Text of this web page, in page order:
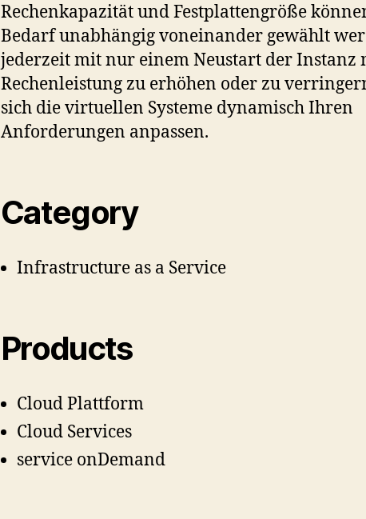
Rechenkapazität und Festplattengröße
Bedarf unabhängig voneinander gewählt
jederzeit mit nur einem Neustart der Instanz
Rechenleistung zu erhöhen oder zu
sich die virtuellen Systeme dynamisch Ihren
Anforderungen anpassen.
Category
Infrastructure as a Service
Products
Cloud Plattform
Cloud Services
service onDemand